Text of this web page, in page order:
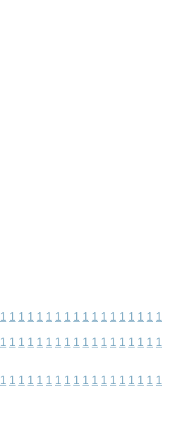
1 1 1 1 1 1 1 1 1 1 1 1 1 1 1 1 1 1
1 1 1 1 1 1 1 1 1 1 1 1 1 1 1 1 1 1
1 1 1 1 1 1 1 1 1 1 1 1 1 1 1 1 1 1